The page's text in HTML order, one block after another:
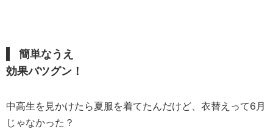
簡単なうえ
効果バツグン！
中高生を見かけたら夏服を着てたんだけど、衣替えって6月
じゃなかった？